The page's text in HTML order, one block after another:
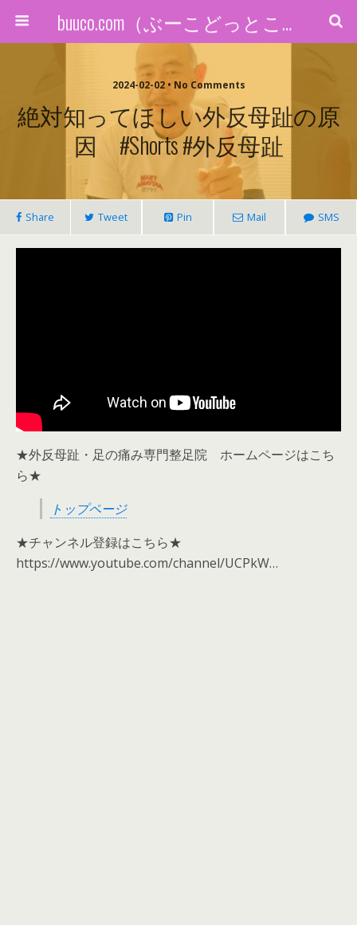
buuco.com（ぶーこどっとこむ）
2024-02-02 • No Comments
絶対知ってほしい外反母趾の原
因 #shorts #外反母趾
Share Tweet Pin Mail SMS
★外反母趾・足の痛み専門整足院 ホームページはこち
ら★
トップページ
★チャンネル登録はこちら★
https://www.youtube.com/channel/UCPkW…